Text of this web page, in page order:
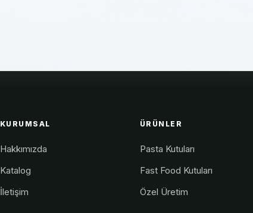
KURUMSAL
Hakkımızda
Katalog
İletişim
ÜRÜNLER
Pasta Kutuları
Fast Food Kutuları
Özel Üretim